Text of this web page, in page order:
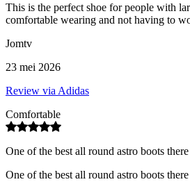
This is the perfect shoe for people with
comfortable wearing and not having to
Jomtv
23 mei 2026
Review via Adidas
Comfortable
One of the best all round astro boots
One of the best all round astro boots